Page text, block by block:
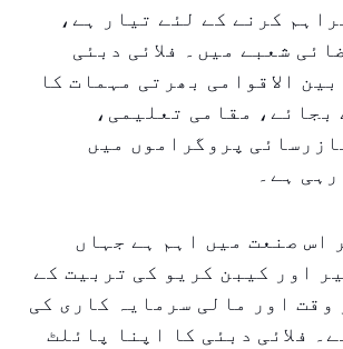
کرنے کے لئے تیار ہے،
شعبے میں۔ فلائی دبئی
الاقوامی بھرتی مہمات کا
بجائے، مقامی تعلیمی،
پروگراموں میں
ہے۔
اس صنعت میں اہم ہے جہاں
اور کیبن کریو کی تربیت کے
وقت اور مالی سرمایہ کاری کی
فلائی دبئی کا اپنا پائلٹ